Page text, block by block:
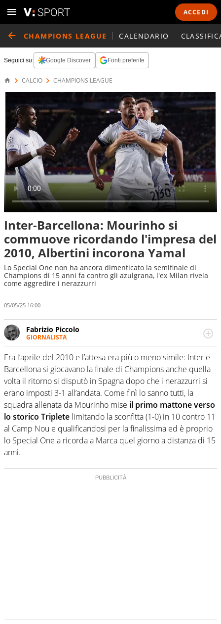
ACCEDI
CHAMPIONS LEAGUE CALENDARIO
Seguici su: Google Discover Fonti preferite
CALCIO CHAMPIONS LEAGUE
Inter-Barcellona: Mourinho si
commuove ricordando l'impresa del
2010, Albertini incorona Yamal
Lo Special One non ha ancora dimenticato la semifinale di
Champions di 15 anni fa contro gli azulgrana, l'ex Milan rivela
come aggredire i nerazzurri
05/05/25 16:00
Fabrizio Piccolo
GIORNALISTA
Nella sua carriera ha seguito numerose manifestazioni
sportive e collaborato con agenzie e testate. Esperienza,
competenza, conoscenza e memoria storica. Si occupa
prevalentemente di calcio
Era l’aprile del 2010 e l’attesa era più o meno simile: Inter e
Barcellona si giocavano la finale di Champions anche quella
volta il ritorno si disputò in Spagna dopo che i nerazzurri si
erano imposti 3-1 all’andata. Come finì lo sanno tutti, la
squadra allenata da Mourinho mise il primo mattone verso
lo storico Triplete limitando la sconfitta (1-0) in 10 contro 11
al Camp Nou e qualificandosi per la finalissima ed è proprio
lo Special One a ricorda a Marca quel giorno a distanza di 15
anni.